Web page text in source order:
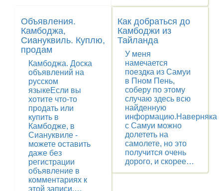
Объявления.
Камбоджа,
Сиануквиль. Куплю,
продам
Камбоджа. Доска
объявлений на
русском
языкеЕсли вы
хотите что-то
продать или
купить в
Камбодже, в
Сиануквиле -
можете оставить
даже без
регистрации
объявление в
комментариях к
этой записи.…
Как добраться до
Камбоджи из
Тайланда
У меня
намечается
поездка из Самуи
в Пном Пень,
соберу по этому
случаю здесь всю
найденную
информацию.Наверняка
с Самуи можно
долететь на
самолете, но это
получится очень
дорого, и скорее…